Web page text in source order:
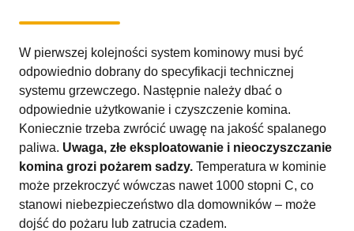
W pierwszej kolejności system kominowy musi być
odpowiednio dobrany do specyfikacji technicznej
systemu grzewczego. Następnie należy dbać o
odpowiednie użytkowanie i czyszczenie komina.
Koniecznie trzeba zwrócić uwagę na jakość spalanego
paliwa. Uwaga, złe eksploatowanie i nieoczyszczanie
komina grozi pożarem sadzy. Temperatura w kominie
może przekroczyć wówczas nawet 1000 stopni C, co
stanowi niebezpieczeństwo dla domowników – może
dojść do pożaru lub zatrucia czadem.